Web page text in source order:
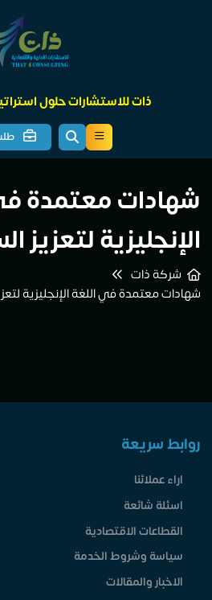
ذات للاستشارات حلول
شهادات معتمدة
الإنجليزية لتعزيز
شركة ذات
شهادات معتمدة في اللغة الإنجليزية
روابط سريعة
اراء عملائنا
اسئلة شائعة
القطاعات الاقتصادية
سياسة وشروط الخدمة
الاخبار والمقالات